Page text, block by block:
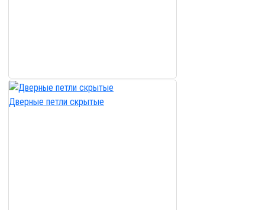
Дверные петли скрытые